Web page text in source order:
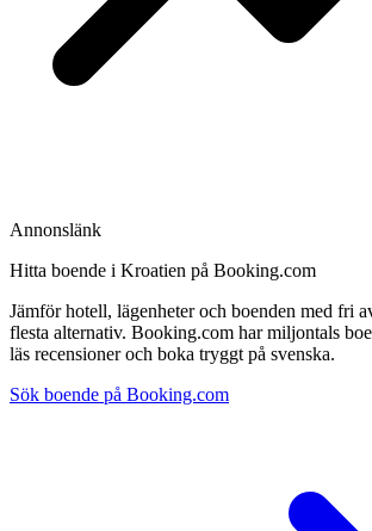
Annonslänk
Hitta boende i Kroatien på Booking.com
Jämför hotell, lägenheter och boenden med fri
flesta alternativ. Booking.com har miljontals
läs recensioner och boka tryggt på svenska.
Sök boende på Booking.com